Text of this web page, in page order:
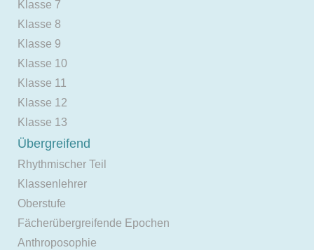
Klasse 7
Klasse 8
Klasse 9
Klasse 10
Klasse 11
Klasse 12
Klasse 13
Übergreifend
Rhythmischer Teil
Klassenlehrer
Oberstufe
Fächerübergreifende Epochen
Anthroposophie